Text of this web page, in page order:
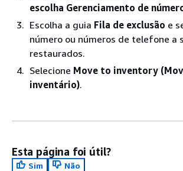
escolha Gerenciamento de
Escolha a guia Fila de exclusão e
número ou números de telefone a
restaurados.
Selecione Move to inventory
inventário).
Esta página foi útil?
Sim
Não